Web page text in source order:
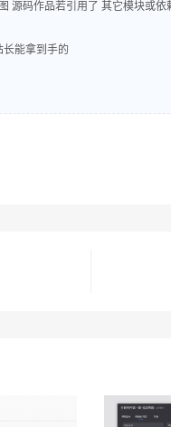
源码作品若引用了 其它模块或
能拿到手的